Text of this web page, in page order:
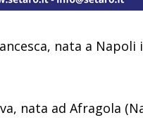
nata a Napoli
nata ad Afragola